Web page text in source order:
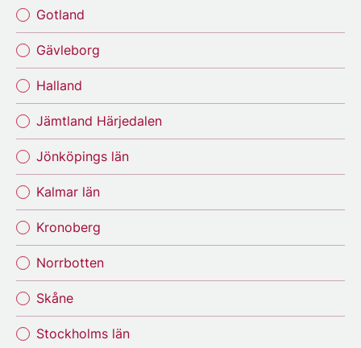
Gotland
Gävleborg
Halland
Jämtland Härjedalen
Jönköpings län
Kalmar län
Kronoberg
Norrbotten
Skåne
Stockholms län